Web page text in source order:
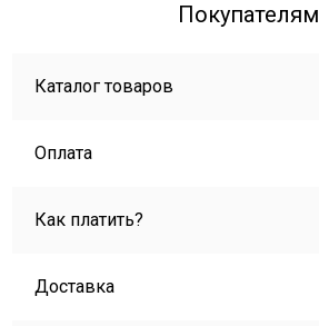
Покупателям
Каталог товаров
Оплата
Как платить?
Доставка